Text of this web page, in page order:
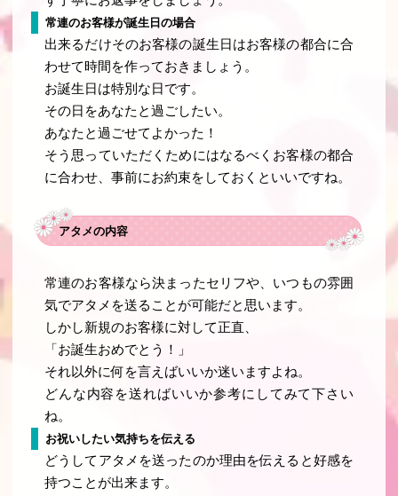
常連のお客様が誕生日の場合
出来るだけそのお客様の誕生日はお客様の都合に合
わせて時間を作っておきましょう。
お誕生日は特別な日です。
その日をあなたと過ごしたい。
あなたと過ごせてよかった！
そう思っていただくためにはなるべくお客様の都合
に合わせ、事前にお約束をしておくといいですね。
アタメの内容
常連のお客様なら決まったセリフや、いつもの雰囲
気でアタメを送ることが可能だと思います。
しかし新規のお客様に対して正直、
「お誕生おめでとう！」
それ以外に何を言えばいいか迷いますよね。
どんな内容を送ればいいか参考にしてみて下さい
ね。
お祝いしたい気持ちを伝える
どうしてアタメを送ったのか理由を伝えると好感を
持つことが出来ます。